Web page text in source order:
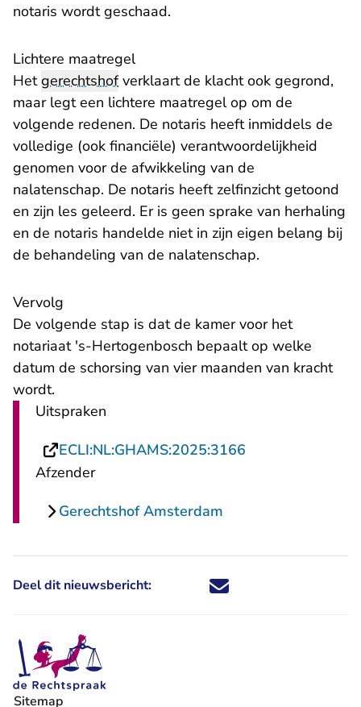
notaris wordt geschaad.
Lichtere maatregel
Hetgerechtshofverklaart de klacht ook gegrond,
maar legt een lichtere maatregel op om de
volgende redenen. De notaris heeft inmiddels de
volledige (ook financiële) verantwoordelijkheid
genomen voor de afwikkeling van de
nalatenschap. De notaris heeft zelfinzicht getoond
en zijn les geleerd. Er is geen sprake van herhaling
en de notaris handelde niet in zijn eigen belang bij
de behandeling van de nalatenschap.
Vervolg
De volgende stap is dat de kamer voor het
notariaat 's-Hertogenbosch bepaalt op welke
datum de schorsing van vier maanden van kracht
wordt.
Uitspraken
ECLI:NL:GHAMS:2025:3166
Afzender
Gerechtshof Amsterdam
Deel dit nieuwsbericht: Deel dit nieuwsbericht via X -
Deel dit nieuwsbericht via
Deel dit nieuwsbericht
Deel dit
Sitemap